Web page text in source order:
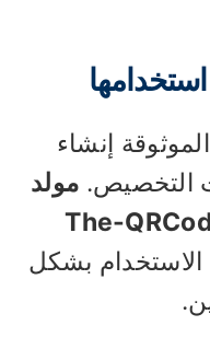
إنشاء
مولد
The-
بشكل